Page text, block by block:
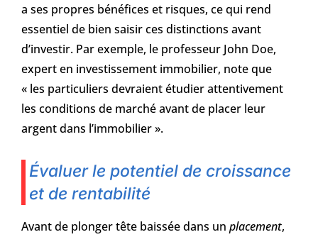
a ses propres bénéfices et risques, ce qui rend
essentiel de bien saisir ces distinctions avant
d’investir. Par exemple, le professeur John Doe,
expert en investissement immobilier, note que
« les particuliers devraient étudier attentivement
les conditions de marché avant de placer leur
argent dans l’immobilier ».
Évaluer le potentiel de croissance
et de rentabilité
Avant de plonger tête baissée dans un placement,